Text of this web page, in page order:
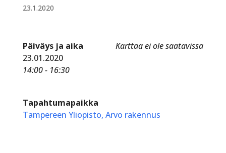
23.1.2020
Karttaa ei ole saatavissa
Päiväys ja aika
23.01.2020
14:00 - 16:30
Tapahtumapaikka
Tampereen Yliopisto, Arvo rakennus